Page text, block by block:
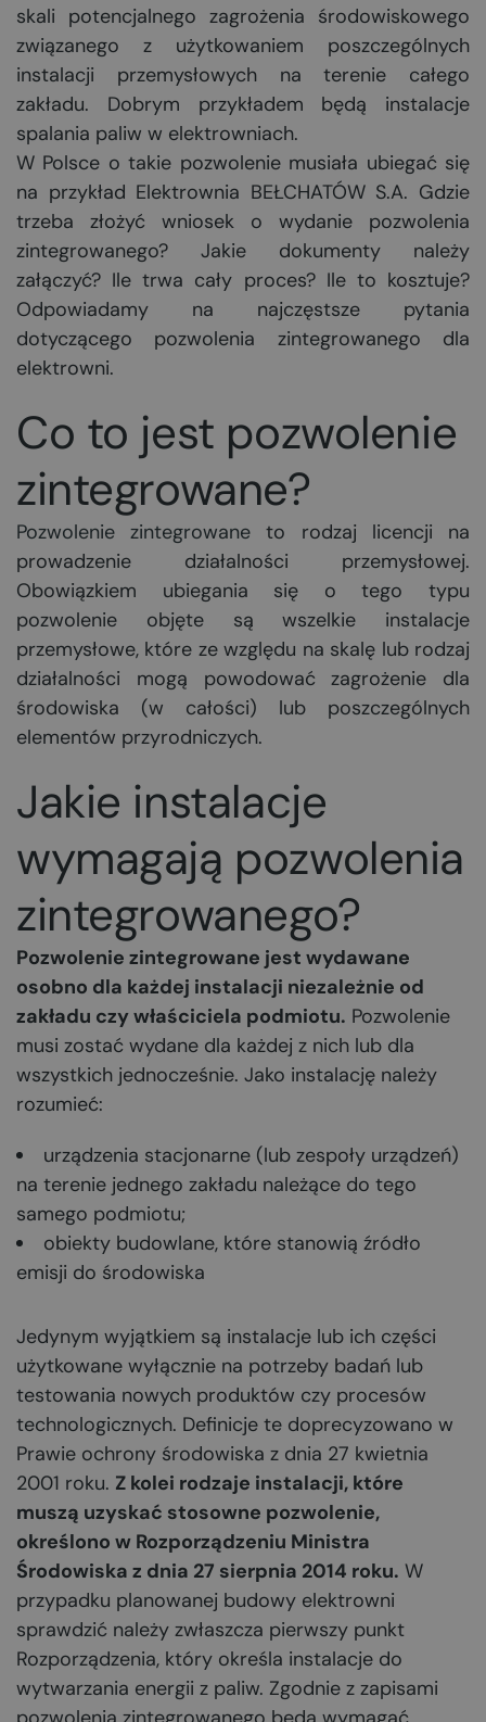
skali potencjalnego zagrożenia środowiskowego
związanego z użytkowaniem poszczególnych
instalacji przemysłowych na terenie całego
zakładu. Dobrym przykładem będą instalacje
spalania paliw w elektrowniach.
W Polsce o takie pozwolenie musiała ubiegać się
na przykład Elektrownia BEŁCHATÓW S.A. Gdzie
trzeba złożyć wniosek o wydanie pozwolenia
zintegrowanego? Jakie dokumenty należy
załączyć? Ile trwa cały proces? Ile to kosztuje?
Odpowiadamy na najczęstsze pytania
dotyczącego pozwolenia zintegrowanego dla
elektrowni.
Co to jest pozwolenie
zintegrowane?
Pozwolenie zintegrowane to rodzaj licencji na
prowadzenie działalności przemysłowej.
Obowiązkiem ubiegania się o tego typu
pozwolenie objęte są wszelkie instalacje
przemysłowe, które ze względu na skalę lub rodzaj
działalności mogą powodować zagrożenie dla
środowiska (w całości) lub poszczególnych
elementów przyrodniczych.
Jakie instalacje
wymagają pozwolenia
zintegrowanego?
Pozwolenie zintegrowane jest wydawane
osobno dla każdej instalacji niezależnie od
zakładu czy właściciela podmiotu. Pozwolenie
musi zostać wydane dla każdej z nich lub dla
wszystkich jednocześnie. Jako instalację należy
rozumieć:
urządzenia stacjonarne (lub zespoły urządzeń)
na terenie jednego zakładu należące do tego
samego podmiotu;
obiekty budowlane, które stanowią źródło
emisji do środowiska
Jedynym wyjątkiem są instalacje lub ich części
użytkowane wyłącznie na potrzeby badań lub
testowania nowych produktów czy procesów
technologicznych. Definicje te doprecyzowano w
Prawie ochrony środowiska z dnia 27 kwietnia
2001 roku. Z kolei rodzaje instalacji, które
muszą uzyskać stosowne pozwolenie,
określono w Rozporządzeniu Ministra
Środowiska z dnia 27 sierpnia 2014 roku. W
przypadku planowanej budowy elektrowni
sprawdzić należy zwłaszcza pierwszy punkt
Rozporządzenia, który określa instalacje do
wytwarzania energii z paliw. Zgodnie z zapisami